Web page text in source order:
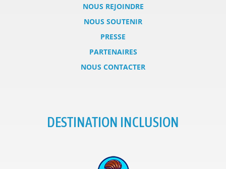
NOUS REJOINDRE
NOUS SOUTENIR
PRESSE
PARTENAIRES
NOUS CONTACTER
DESTINATION INCLUSION